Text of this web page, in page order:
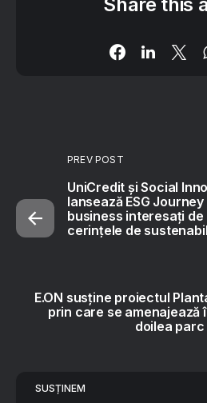
PREV POST
UniCredit și Social
lansează ESG
business interesați
cerințele de
E.ON susține proiectul
prin care se amenajează
doilea
SUSȚINEM